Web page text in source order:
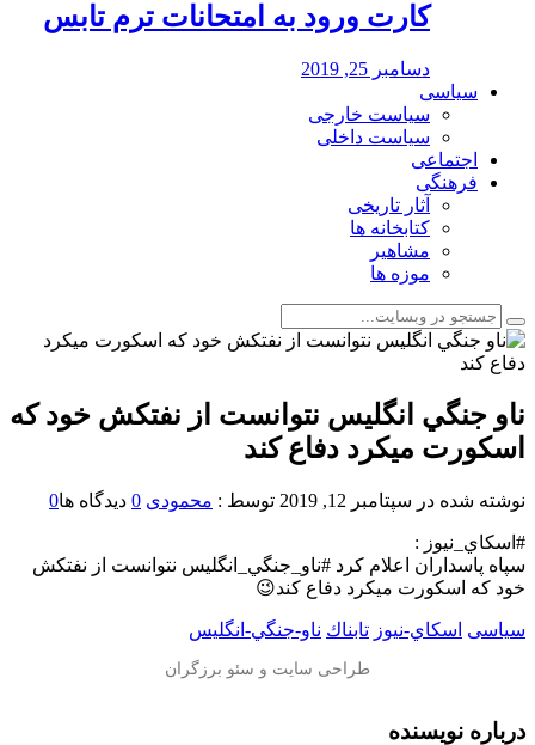
کارت ورود به امتحانات ترم تابس
دسامبر 25, 2019
سیاسی
سیاست خارجی
سیاست داخلی
اجتماعی
فرهنگی
آثار تاریخی
کتابخانه ها
مشاهیر
موزه ها
ناو جنگي انگليس نتوانست از نفتكش خود كه
اسكورت ميكرد دفاع كند
نوشته شده در سپتامبر 12, 2019 توسط : محمودی 0 دیدگاه ها0
#اسكاي_نيوز :
سپاه پاسداران اعلام كرد #ناو_جنگي_انگليس نتوانست از نفتكش
خود كه اسكورت ميكرد دفاع كند😉
سیاسی اسكاي-نيوز تابناك ناو-جنگي-انگليس
درباره نویسنده